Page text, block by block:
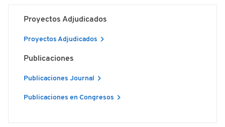
Proyectos Adjudicados
Proyectos Adjudicados
Publicaciones
Publicaciones Journal
Publicaciones en Congresos